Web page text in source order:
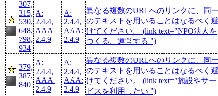
307,
315,
530,
648,
798,
934
A:
2.4.4,
AAA:
2.4.9
A:
2.4.4,
AAA:
2.4.9
異なる複数のURLへのリンクに、同
のテキストを用いることはなるべく避
けてください。 (link text="NPO法人を
つくる、運営する ")
379,
387,
840
A:
2.4.4,
AAA:
2.4.9
A:
2.4.4,
AAA:
2.4.9
異なる複数のURLへのリンクに、同
のテキストを用いることはなるべく避
けてください。 (link text="施設やサー
ビスを利用したい ")